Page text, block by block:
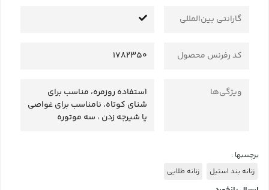
گارانتی بین‌المللی
کد رفرنس محصول 1782350
ویژگی‌ها
استفاده روزمره، مناسب برای
شنای کوتاه، نامناسب برای غواصی
یا شیرجه زدن ، سه موتوره
برچسبها :
زنانه بند استیل
زنانه طلایی